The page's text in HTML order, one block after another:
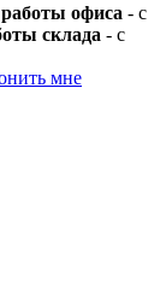
офиса - с
склада - с
мне